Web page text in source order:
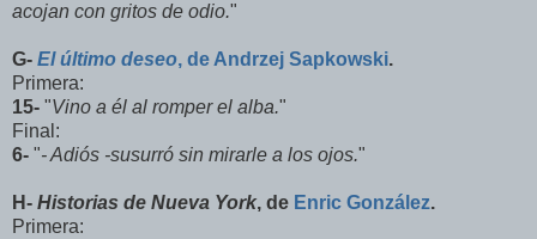
acojan con gritos de odio."
G- El último deseo, de Andrzej Sapkowski.
Primera:
15- "Vino a él al romper el alba."
Final:
6- "- Adiós -susurró sin mirarle a los ojos."
H- Historias de Nueva York, de Enric González.
Primera: